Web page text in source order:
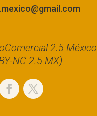
2.5 México
NC 2.5 MX)